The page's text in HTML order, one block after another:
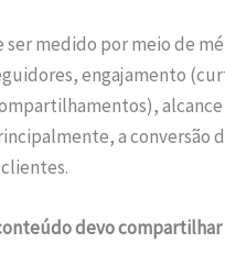
ser medido por meio de
engajamento
alcance
a conversão
devo compartilhar